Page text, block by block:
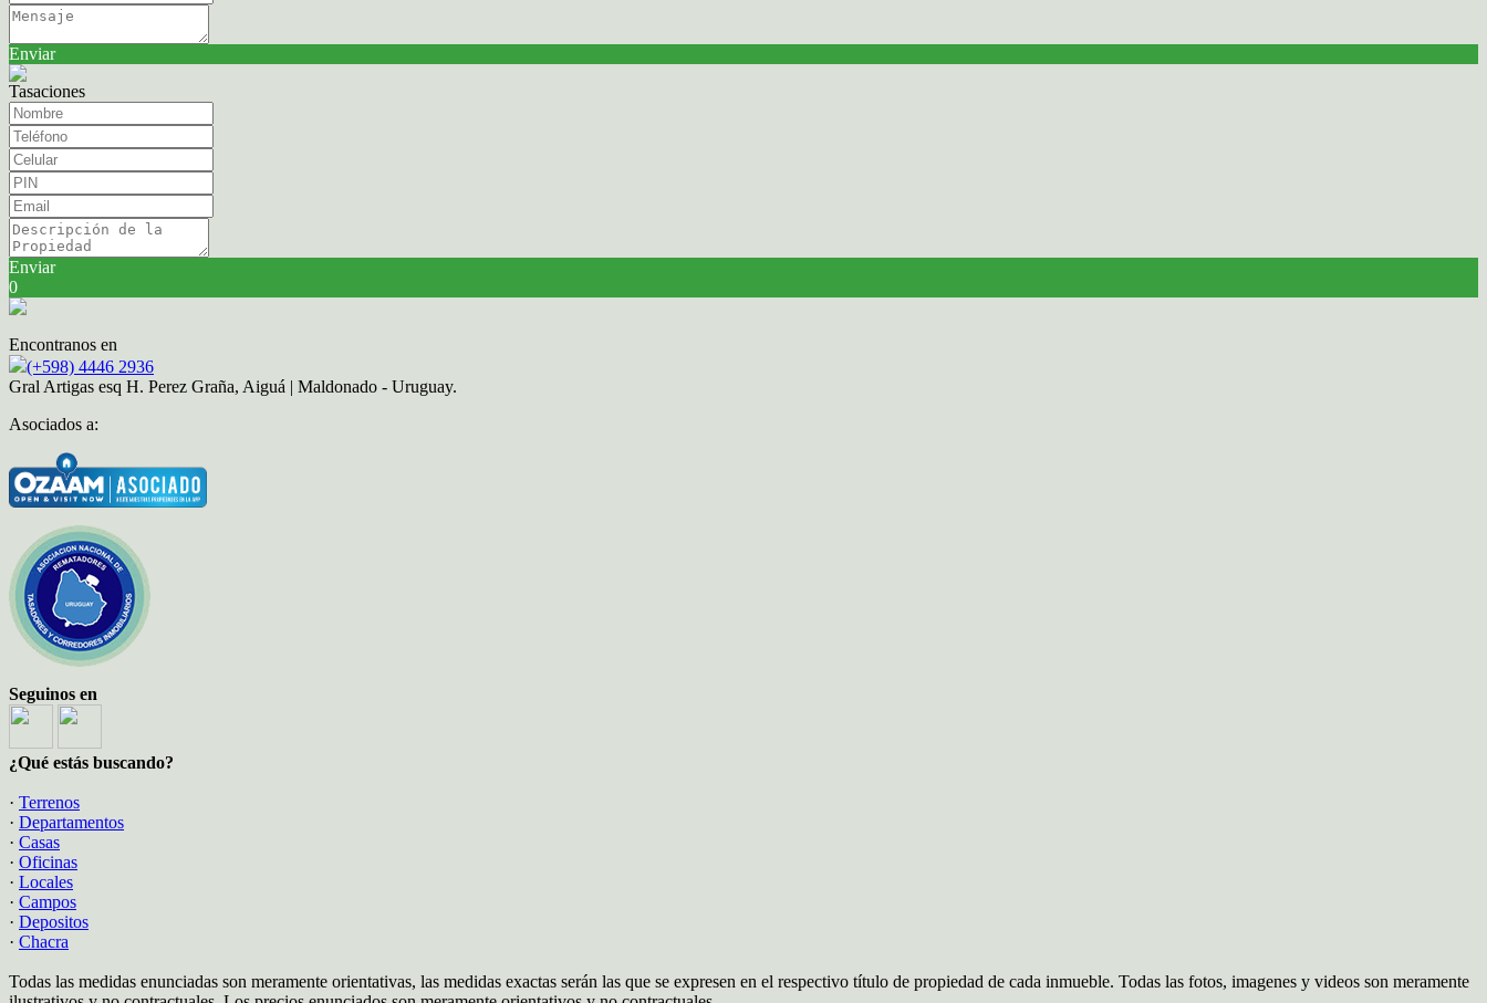
Enviar
Tasaciones
Enviar
0
Encontranos en
(+598) 4446 2936
Gral Artigas esq H. Perez Graña, Aiguá | Maldonado - Uruguay.
Asociados a:
Seguinos en
¿Qué estás buscando?
· Terrenos
· Departamentos
· Casas
· Oficinas
· Locales
· Campos
· Depositos
· Chacra
Todas las medidas enunciadas son meramente orientativas, las medidas exactas serán las que se expresen en el respectivo título de propiedad de cada inmueble. Todas las fotos, imagenes y videos son meramente